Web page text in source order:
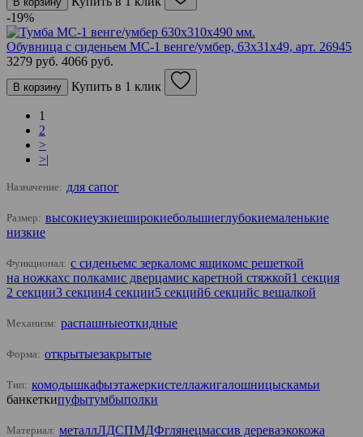
-19%
Обувница с сиденьем МС-1 венге/умбер, 63х31х49, арт. 26945
3279 руб. 4066 руб.
В корзину Купить в 1 клик
1
2
>
>|
Назначение: для сапог
Размер: высокиеузкиеширокиебольшиеглубокиемаленькие
низкие
Функционал: с сиденьемс зеркаломс ящикомс решеткой
на ножкахс полкамис дверцамис каретной стяжкой1 секция
2 секции3 секции4 секции5 секций6 секцийс вешалкой
Механизм: распашныеоткидные
Форма: открытыезакрытые
Тип: комодышкафыэтажеркистеллажигалошницыскамьи
банкеткипуфытумбыполки
Материал: металлЛДСПМДФглянецмассив дереваэкокожа